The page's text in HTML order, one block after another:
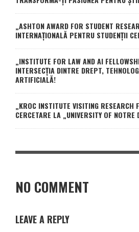
„ASHTON AWARD FOR STUDENT
INTERNAȚIONALĂ PENTRU STUDENȚII
„INSTITUTE FOR LAW AND AI
INTERSECȚIA DINTRE DREPT,
ARTIFICIALĂ!
„KROC INSTITUTE VISITING RESEARCH
CERCETARE LA „UNIVERSITY OF NOTRE
NO COMMENT
LEAVE A REPLY